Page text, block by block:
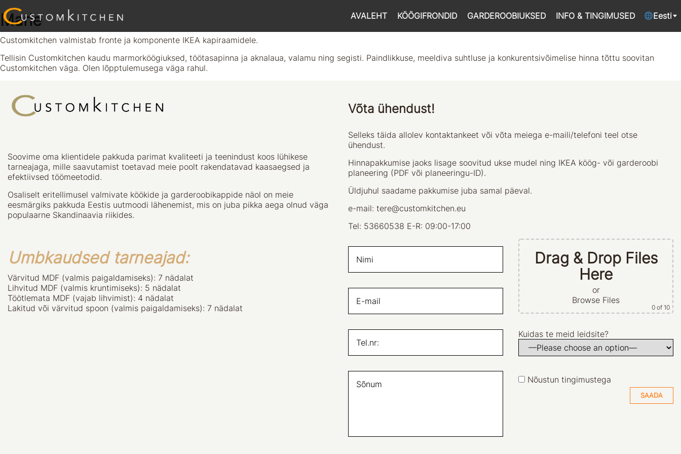
AVALEHT KÖÖGIFRONDID GARDEROOBIUKSED INFO & TINGIMUSED Eesti
Marie
Customkitchen valmistab fronte ja komponente IKEA kapiraamidele.
Tellisin Customkitchen kaudu marmorköögiuksed, töötasapinna ja aknalaua, valamu ning segisti. Paindlikkuse, meeldiva suhtluse ja konkurentsivõimelise hinna tõttu soovitan
Customkitchen väga. Olen lõpptulemusega väga rahul.
Soovime oma klientidele pakkuda parimat kvaliteeti ja teenindust koos lühikese
tarneajaga, mille saavutamist toetavad meie poolt rakendatavad kaasaegsed ja
efektiivsed töömeetodid.
Osaliselt eritellimusel valmivate köökide ja garderoobikappide näol on meie
eesmärgiks pakkuda Eestis uutmoodi lähenemist, mis on juba pikka aega olnud väga
populaarne Skandinaavia riikides.
Umbkaudsed tarneajad:
Värvitud MDF (valmis paigaldamiseks): 7 nädalat
Lihvitud MDF (valmis kruntimiseks): 5 nädalat
Töötlemata MDF (vajab lihvimist): 4 nädalat
Lakitud või värvitud spoon (valmis paigaldamiseks): 7 nädalat
Võta ühendust!
Selleks täida allolev kontaktankeet või võta meiega e-maili/telefoni teel otse
ühendust.
Hinnapakkumise jaoks lisage soovitud ukse mudel ning IKEA köög- või garderoobi
planeering (PDF või planeeringu-ID).
Üldjuhul saadame pakkumise juba samal päeval.
e-mail: tere@customkitchen.eu
Tel: 53660538 E-R: 09:00-17:00
Drag & Drop Files
Here
or
Browse Files
0 of 10
Kuidas te meid leidsite?
Nõustun tingimustega